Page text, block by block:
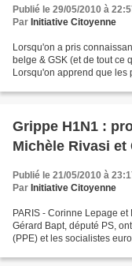
Publié le 29/05/2010 à
Par Initiative Citoyenne
Lorsqu'on a pris
belge & GSK (et de tout ce
Lorsqu'on apprend que les
Grippe H1N1 :
Michèle Rivasi et
Publié le 21/05/2010 à
Par Initiative Citoyenne
PARIS - Corinne Lepage
Gérard Bapt, député PS,
(PPE) et les socialistes